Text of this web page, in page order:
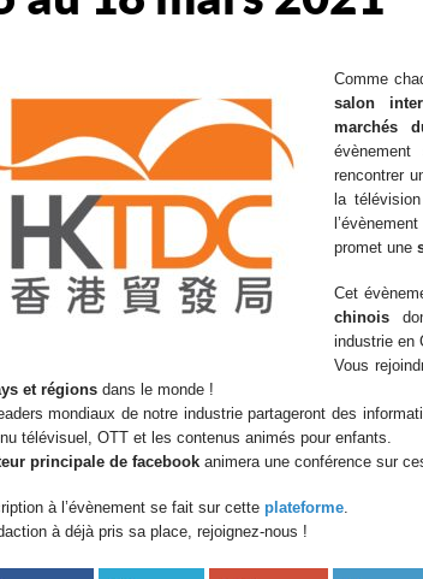
Comme
salon
marchés
rencontrer
la
promet une
Cet
chinois
industrie en
Vous
et régions dans le monde !
mondiaux de notre industrie partageront des
télévisuel, OTT et les contenus animés pour enfants.
principale de facebook animera une conférence sur
à l’évènement se fait sur cette plateforme.
à déjà pris sa place, rejoignez-nous !